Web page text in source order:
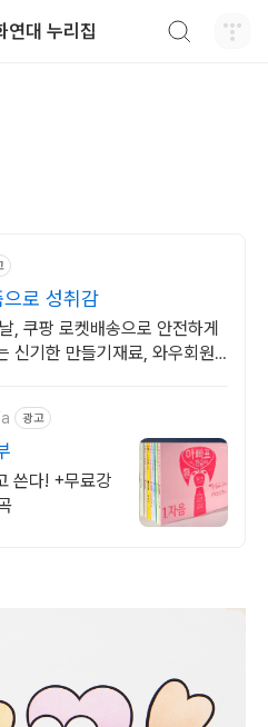
연대 누리집
로 성취감
, 쿠팡 로켓배송으로 안전하게
신기한 만들기재료, 와우회원
광고
쓴다! +무료강